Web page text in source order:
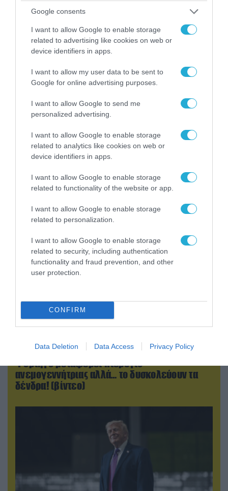
Google consents
I want to allow Google to enable storage
related to advertising like cookies on web or
device identifiers in apps.
I want to allow my user data to be sent to
Google for online advertising purposes.
I want to allow Google to send me
personalized advertising.
I want to allow Google to enable storage
related to analytics like cookies on web or
device identifiers in apps.
I want to allow Google to enable storage
related to functionality of the website or app.
I want to allow Google to enable storage
related to personalization.
I want to allow Google to enable storage
related to security, including authentication
functionality and fraud prevention, and other
user protection.
CONFIRM
Data Deletion Data Access Privacy Policy
Ελέγχεται αμοντάριστο βίντεο της σύγκρουσης
τρίτο ελικόπτερο
07.08.2026 | 00:02
Τουρκικά οπλισμένα F-16 «συνεπλάκησαν» με
ελληνικά μαχητικά στο Αιγαίο
07.08.2026 | 16:02
Φορτηγό μεταφέρει πτερύγιο
ανεμογεννήτριας αλλά… το δυσκολεύουν τα
δένδρα! (βίντεο)